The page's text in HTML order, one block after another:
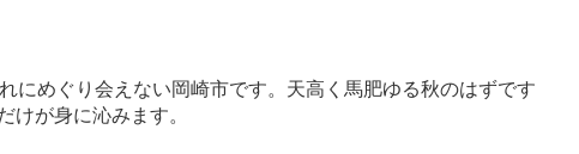
にめぐり会えない岡崎市です。天高く馬肥ゆる秋のはずです
けが身に沁みます。